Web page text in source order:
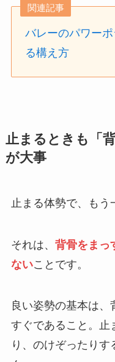
関連記事
バレーのパワー
る構え方
止まるときも「
が大事
止まる体勢で、もう
それは、 背骨をまっ
ないことです。
良い姿勢の基本は、
すぐであること。止
り、のけぞったり